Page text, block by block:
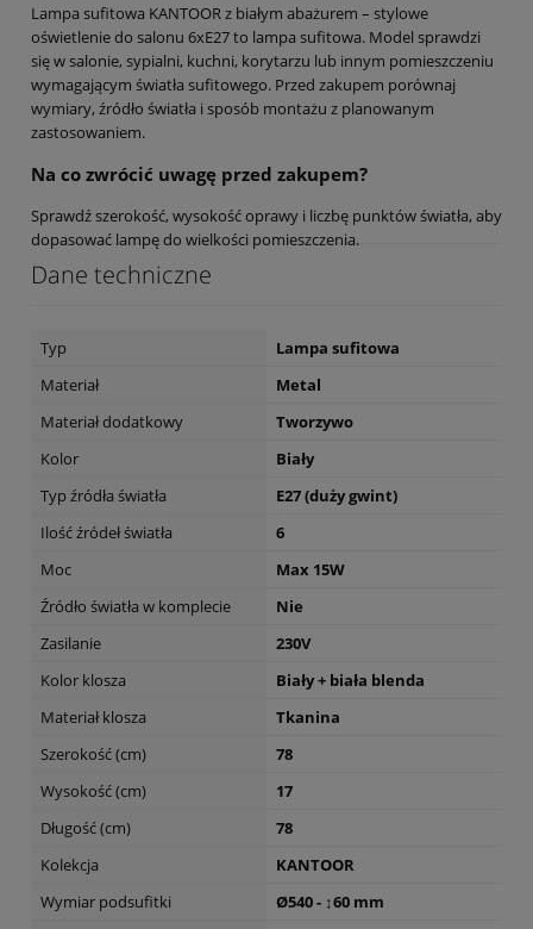
Lampa sufitowa KANTOOR z białym abażurem – stylowe
oświetlenie do salonu 6xE27 to lampa sufitowa. Model sprawdzi
się w salonie, sypialni, kuchni, korytarzu lub innym pomieszczeniu
wymagającym światła sufitowego. Przed zakupem porównaj
wymiary, źródło światła i sposób montażu z planowanym
zastosowaniem.
Na co zwrócić uwagę przed zakupem?
Sprawdź szerokość, wysokość oprawy i liczbę punktów światła, aby
dopasować lampę do wielkości pomieszczenia.
Dane techniczne
Typ
Lampa sufitowa
Materiał
Metal
Materiał dodatkowy
Tworzywo
Kolor
Biały
Typ źródła światła
E27 (duży gwint)
Ilość źródeł światła
6
Moc
Max 15W
Źródło światła w komplecie
Nie
Zasilanie
230V
Kolor klosza
Biały + biała blenda
Materiał klosza
Tkanina
Szerokość (cm)
78
Wysokość (cm)
17
Długość (cm)
78
Kolekcja
KANTOOR
Wymiar podsufitki
Ø540 - ↕60 mm